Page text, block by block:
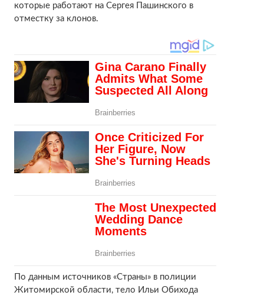
которые работают на Сергея Пашинского в
отместку за клонов.
По данным источников «Страны» в полиции
Житомирской области, тело Ильи Обихода